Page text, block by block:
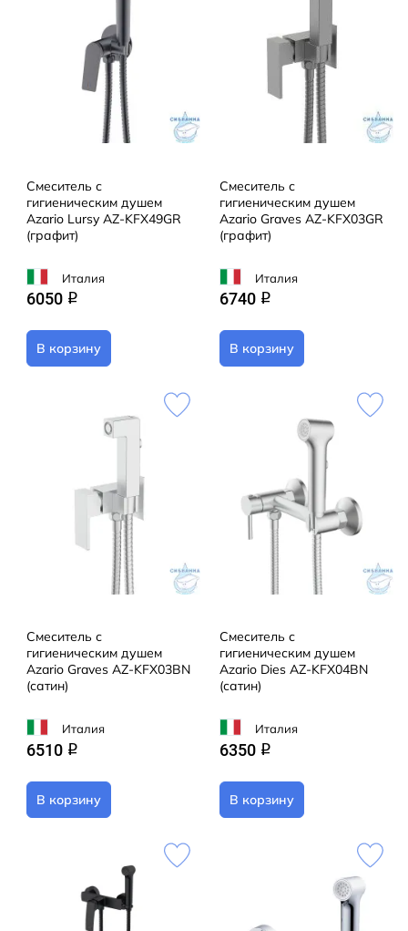
Смеситель с
гигиеническим душем
Azario Lursy AZ-KFX49GR
(графит)
Италия
6050 q
В корзину
Смеситель с
гигиеническим душем
Azario Graves AZ-KFX03GR
(графит)
Италия
6740 q
В корзину
Смеситель с
гигиеническим душем
Azario Graves AZ-KFX03BN
(сатин)
Италия
6510 q
В корзину
Смеситель с
гигиеническим душем
Azario Dies AZ-KFX04BN
(сатин)
Италия
6350 q
В корзину